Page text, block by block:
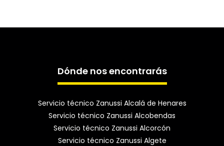
Dónde nos encontrarás
Servicio técnico Zanussi Alcalá de Henares
Servicio técnico Zanussi Alcobendas
Servicio técnico Zanussi Alcorcón
Servicio técnico Zanussi Algete